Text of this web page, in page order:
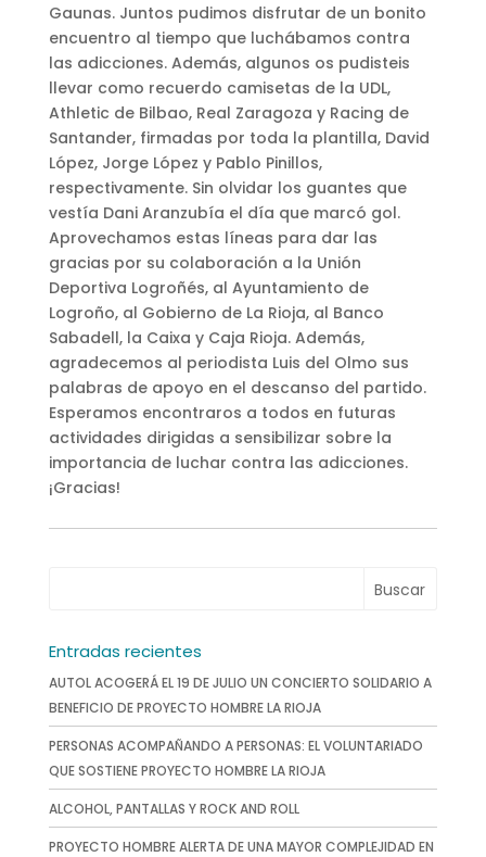
Gaunas. Juntos pudimos disfrutar de un bonito
encuentro al tiempo que luchábamos contra
las adicciones. Además, algunos os pudisteis
llevar como recuerdo camisetas de la UDL,
Athletic de Bilbao, Real Zaragoza y Racing de
Santander, firmadas por toda la plantilla, David
López, Jorge López y Pablo Pinillos,
respectivamente. Sin olvidar los guantes que
vestía Dani Aranzubía el día que marcó gol.
Aprovechamos estas líneas para dar las
gracias por su colaboración a la Unión
Deportiva Logroñés, al Ayuntamiento de
Logroño, al Gobierno de La Rioja, al Banco
Sabadell, la Caixa y Caja Rioja. Además,
agradecemos al periodista Luis del Olmo sus
palabras de apoyo en el descanso del partido.
Esperamos encontraros a todos en futuras
actividades dirigidas a sensibilizar sobre la
importancia de luchar contra las adicciones.
¡Gracias!
Entradas recientes
AUTOL ACOGERÁ EL 19 DE JULIO UN CONCIERTO SOLIDARIO A
BENEFICIO DE PROYECTO HOMBRE LA RIOJA
PERSONAS ACOMPAÑANDO A PERSONAS: EL VOLUNTARIADO
QUE SOSTIENE PROYECTO HOMBRE LA RIOJA
ALCOHOL, PANTALLAS Y ROCK AND ROLL
PROYECTO HOMBRE ALERTA DE UNA MAYOR COMPLEJIDAD EN